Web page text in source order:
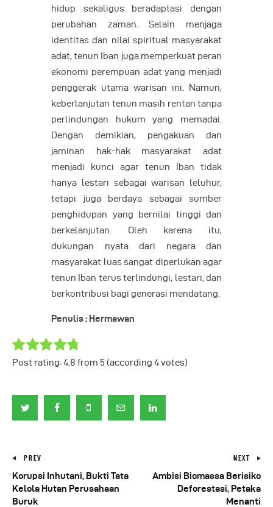
hidup sekaligus beradaptasi dengan
perubahan zaman. Selain menjaga
identitas dan nilai spiritual masyarakat
adat, tenun Iban juga memperkuat peran
ekonomi perempuan adat yang menjadi
penggerak utama warisan ini. Namun,
keberlanjutan tenun masih rentan tanpa
perlindungan hukum yang memadai.
Dengan demikian, pengakuan dan
jaminan hak-hak masyarakat adat
menjadi kunci agar tenun Iban tidak
hanya lestari sebagai warisan leluhur,
tetapi juga berdaya sebagai sumber
penghidupan yang bernilai tinggi dan
berkelanjutan. Oleh karena itu,
dukungan nyata dari negara dan
masyarakat luas sangat diperlukan agar
tenun Iban terus terlindungi, lestari, dan
berkontribusi bagi generasi mendatang.
Penulis : Hermawan
Post rating:4.8 from 5(according 4votes)
PREV
Korupsi Inhutani, Bukti Tata
Kelola Hutan Perusahaan
Buruk
NEXT
Ambisi Biomassa Berisiko
Deforestasi, Petaka
Menanti